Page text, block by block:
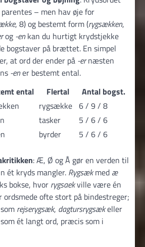
– men hav øje for
, 8) og bestemt form (rygsækken,
og -enkan du hurtigt krydstjekke
bogstaver på brættet. En simpel
at ord der ender på -ernæsten
-ener bestemt ental.
ental Flertal
Antal bogst.
rygsække 6 / 9 / 8
tasker
5 / 6 / 6
byrder 5 / 6 / 6
: Æ, Ø og Å gør en verden til
ét kryds mangler. Rygsækmed æ
bokse, hvor rygsaekville være én
ordsmede ofte stort på bindestreger;
rejserygsæk, dagtursrygsækeller
ét langt ord, præcis som i